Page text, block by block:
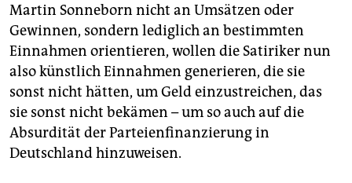
Martin Sonneborn nicht an Umsätzen oder
Gewinnen, sondern lediglich an bestimmten
Einnahmen orientieren, wollen die Satiriker nun
also künstlich Einnahmen generieren, die sie
sonst nicht hätten, um Geld einzustreichen, das
sie sonst nicht bekämen – um so auch auf die
Absurdität der Parteienfinanzierung in
Deutschland hinzuweisen.